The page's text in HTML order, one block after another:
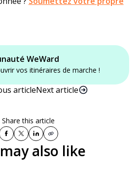
WeWard
vos itinéraires de marche !
articleNext article
Share this article
also like